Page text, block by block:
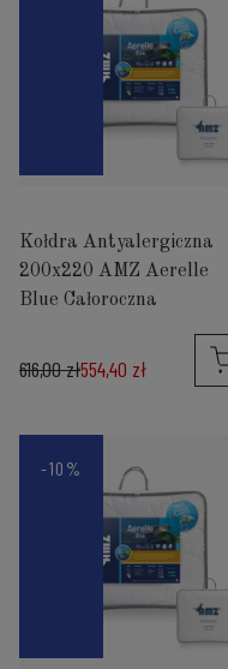
Kołdra Antyalergiczna
200x220 AMZ Aerelle
Blue Całoroczna
554,40 zł
616,00 zł
-10%